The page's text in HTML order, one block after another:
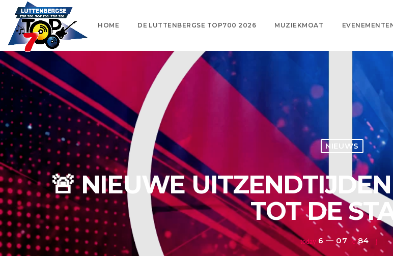
HOME DE LUTTENBERGSE TOP700 2026 MUZIEKMOAT
NIEUWS
🚨 NIEUWE
TOT DE
today 6 — 07 84